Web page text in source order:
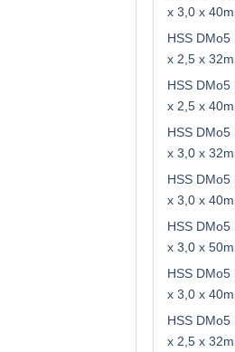
x 3,0 x
HSS
x 2,5 x
HSS
x 2,5 x
HSS
x 3,0 x
HSS
x 3,0 x
HSS
x 3,0 x
HSS
x 3,0 x
HSS
x 2,5 x